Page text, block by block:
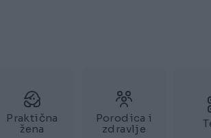
Praktična
žena
Porodica i
zdravlje